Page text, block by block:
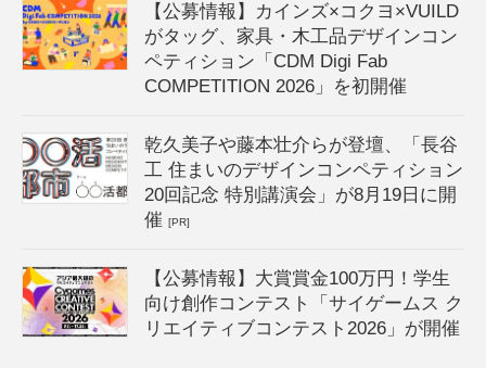
【公募情報】カインズ×コクヨ×VUILD
がタッグ、家具・木工品デザインコン
ペティション「CDM Digi Fab
COMPETITION 2026」を初開催
乾久美子や藤本壮介らが登壇、「長谷
工 住まいのデザインコンペティション
20回記念 特別講演会」が8月19日に開
催[PR]
【公募情報】大賞賞金100万円！学生
向け創作コンテスト「サイゲームス ク
リエイティブコンテスト2026」が開催